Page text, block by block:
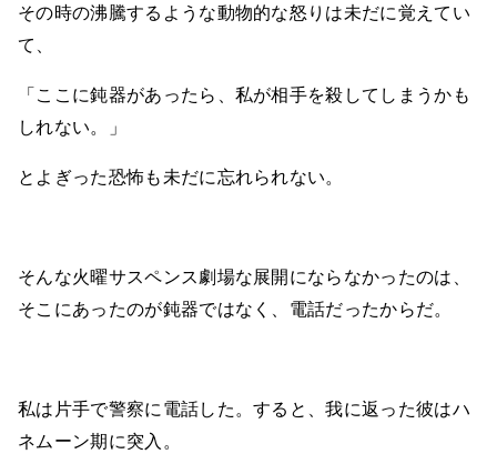
その時の沸騰するような動物的な怒りは未だに覚えてい
て、
「ここに鈍器があったら、私が相手を殺してしまうかも
しれない。」
とよぎった恐怖も未だに忘れられない。
そんな火曜サスペンス劇場な展開にならなかったのは、
そこにあったのが鈍器ではなく、電話だったからだ。
私は片手で警察に電話した。すると、我に返った彼はハ
ネムーン期に突入。